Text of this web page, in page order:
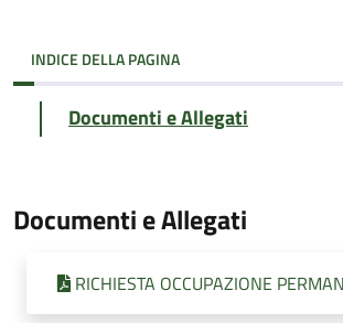
INDICE DELLA PAGINA
Documenti e Allegati
Documenti e Allegati
RICHIESTA OCCUPAZIONE